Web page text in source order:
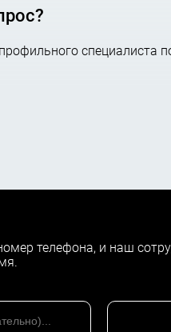
специалиста
телефона, и наш